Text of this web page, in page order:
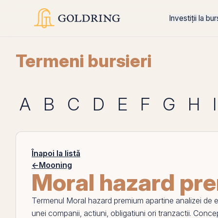
Investiții la
Termeni bursieri
A B C D E F G H I
Înapoi la listă
←Mooning
Moral hazard
Termenul Moral hazard premium apartine analizei de
unei companii, actiuni, obligatiuni ori tranzactii.